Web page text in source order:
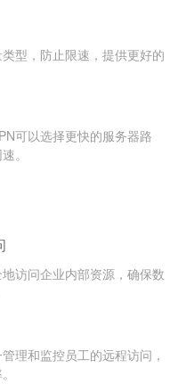
型，防止限速，提供更好的
可以选择更快的服务器路
。
访问企业内部资源，确保数
理和监控员工的远程访问，